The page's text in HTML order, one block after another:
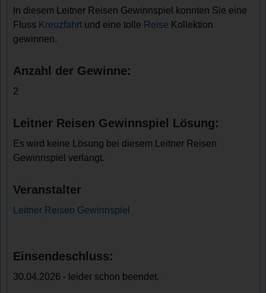
In diesem Leitner Reisen Gewinnspiel konnten Sie eine
Fluss Kreuzfahrt und eine tolle Reise Kollektion
gewinnen.
Anzahl der Gewinne:
2
Leitner Reisen Gewinnspiel Lösung:
Es wird keine Lösung bei diesem Leitner Reisen
Gewinnspiel verlangt.
Veranstalter
Leitner Reisen Gewinnspiel
Einsendeschluss:
30.04.2026 - leider schon beendet.